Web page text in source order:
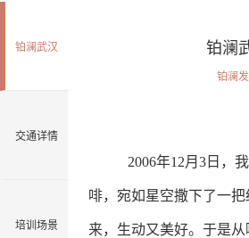
铂澜武汉
交通详情
培训场景
铂澜
铂澜
2006年12月3日，
啡，宛如星空撒下了一
来，生动又美好。于是